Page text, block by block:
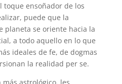
ensoñador de los
puede que la
planeta se oriente hacia la
a todo aquello en lo que
ideales de fe, de dogmas
la realidad per se.